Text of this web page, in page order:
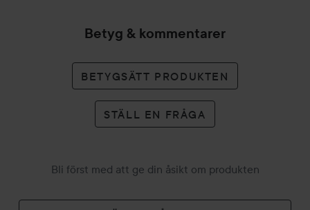
Betyg & kommentarer
BETYGSÄTT PRODUKTEN
STÄLL EN FRÅGA
Bli först med att ge din åsikt om produkten